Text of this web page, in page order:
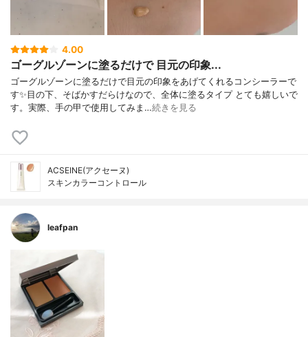
4.00
ゴーグルゾーンに塗るだけで 目元の印象...
ゴーグルゾーンに塗るだけで目元の印象をあげてくれるコンシーラーで
す✨目の下、そばかすだらけなので、全体に塗るタイプ とても嬉しいで
す。実際、手の甲で使用してみま…続きを見る
ACSEINE(アクセーヌ)
スキンカラーコントロール
leafpan